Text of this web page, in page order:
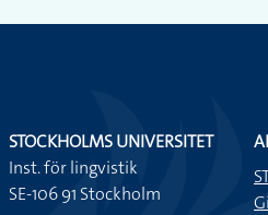
STOCKHOLMS UNIVERSITET
Inst. för lingvistik
SE-106 91 Stockholm